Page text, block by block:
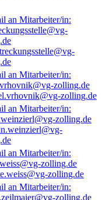
zolling.de
zolling.de